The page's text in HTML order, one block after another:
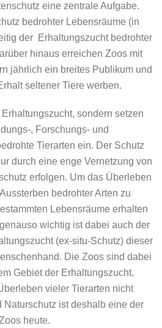
eine zentrale Aufgabe.
bedrohter Lebensräume (in
der Erhaltungszucht bedrohter
hinaus erreichen Zoos mit
jährlich ein breites Publikum und
seltener Tiere werben.
sondern setzen
, Forschungs- und
Tierarten ein. Der Schutz
durch eine enge Vernetzung von
erfolgen. Um das Überleben
bedrohter Arten zu
Lebensräume erhalten
wichtig ist dabei auch der
(ex-situ-Schutz) dieser
Die Zoos sind dabei
Gebiet der Erhaltungszucht,
vieler Tierarten nicht
Naturschutz ist deshalb eine der
heute.